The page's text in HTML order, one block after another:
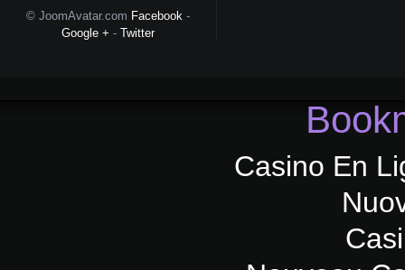
© JoomAvatar.com Facebook -
Google +-Twitter
Casino En